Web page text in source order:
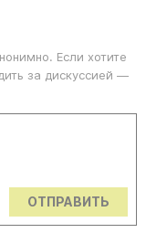
Если хотите
за дискуссией —
ОТПРАВИТЬ